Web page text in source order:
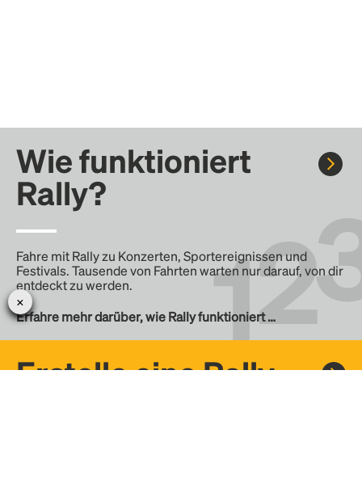
Wie funktioniert
Rally?
Fahre mit Rally zu Konzerten, Sportereignissen und
Festivals. Tausende von Fahrten warten nur darauf, von dir
entdeckt zu werden.
Erfahre mehr darüber, wie Rally funktioniert …
Erstelle eine Rally